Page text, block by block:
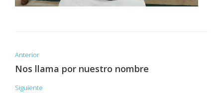
Anterior
Nos llama por nuestro nombre
Siguiente